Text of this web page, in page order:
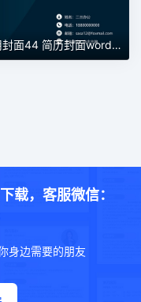
通用封面44 简历封面word模板
载，客服微信：
身边需要的朋友